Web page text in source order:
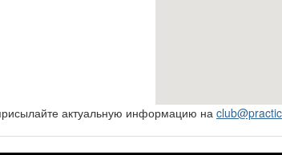
актуальную информацию на